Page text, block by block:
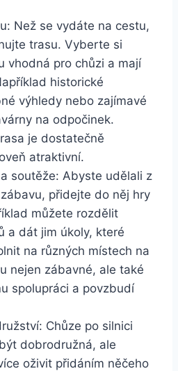
Než se vydáte na cestu,
trasu. Vyberte si
vhodná pro chůzi a mají
historické
výhledy nebo zajímavé
na odpočinek.
je dostatečně
atraktivní.
soutěže: Abyste udělali z
přidejte do něj hry
můžete rozdělit
a dát jim úkoly, které
na různých místech na
nejen zábavné, ale také
spolupráci a povzbudí
Chůze po silnici
dobrodružná, ale
oživit přidáním něčeho